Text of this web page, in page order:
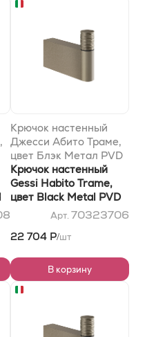
Крючок настенный
Джесси Абито Траме,
цвет Блэк Метал PVD
Крючок настенный
Gessi Habito Trame,
цвет Black Metal PVD
Арт. 70323706
22 704 Р/шт
В корзину